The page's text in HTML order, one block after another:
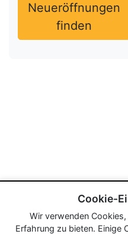
Neueröffnungen
finden
Cookie-
Wir verwenden
Erfahrung zu bieten. Einige